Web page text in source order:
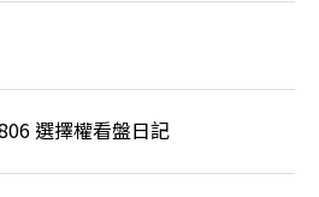
選擇權看盤日記